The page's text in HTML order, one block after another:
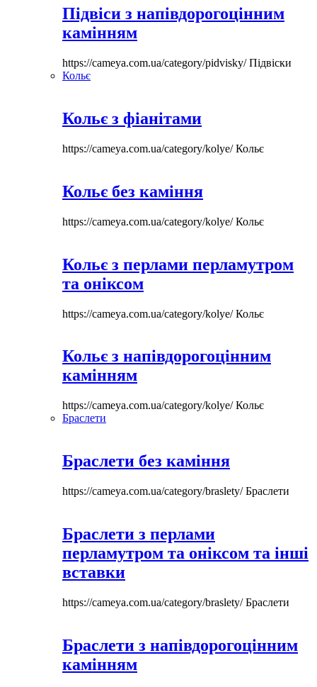
Підвіси з напівдорогоцінним
камінням
https://cameya.com.ua/category/pidvisky/Підвіски
Кольє
Кольє з фіанітами
https://cameya.com.ua/category/kolye/Кольє
Кольє без каміння
https://cameya.com.ua/category/kolye/Кольє
Кольє з перлами перламутром
та оніксом
https://cameya.com.ua/category/kolye/Кольє
Кольє з напівдорогоцінним
камінням
https://cameya.com.ua/category/kolye/Кольє
Браслети
Браслети без каміння
https://cameya.com.ua/category/braslety/Браслети
Браслети з перлами
перламутром та оніксом та інші
вставки
https://cameya.com.ua/category/braslety/Браслети
Браслети з напівдорогоцінним
камінням